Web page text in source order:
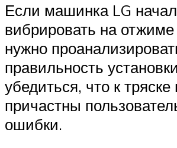
Если машинка LG
вибрировать на отжиме
нужно
правильность
убедиться, что к тряске
причастны
ошибки.